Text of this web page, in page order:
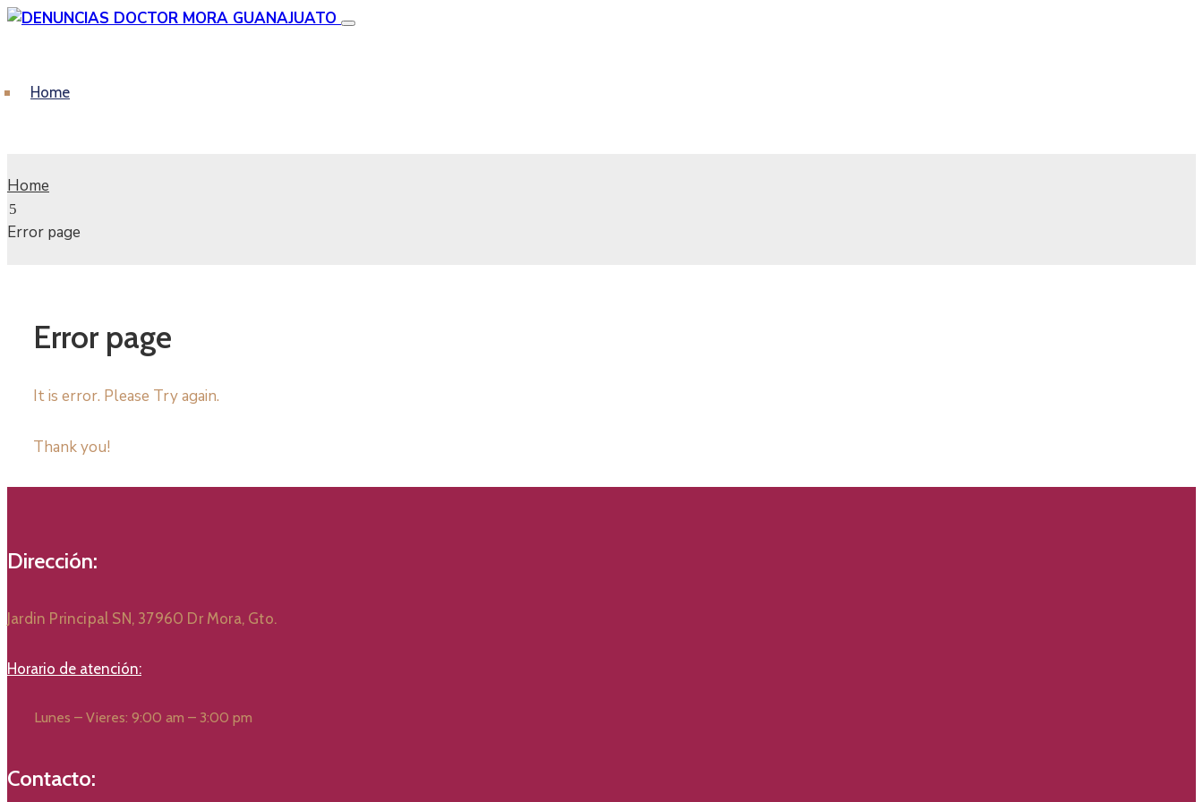
Home
Home
Error page
Error page
It is error. Please Try again.
Thank you!
Dirección:
Jardin Principal SN, 37960 Dr Mora, Gto.
Horario de atención:
Lunes – Vieres: 9:00 am – 3:00 pm
Contacto: